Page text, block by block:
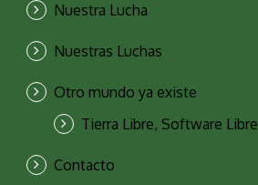
Nuestra Lucha
Nuestras Luchas
Otro mundo ya existe
Tierra Libre, Software Libre
Contacto